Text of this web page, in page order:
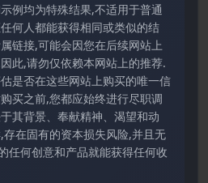
例均为特殊结果,不适用于普通
何人都能获得相同或类似的结
链接,可能会因您在后续网站上
此,请勿仅依赖本网站上的推荐.
是否在这些网站上购买的唯一信
买之前,您都应始终进行尽职调
其背景、奉献精神、渴望和动
在固有的资本损失风险,并且无
任何创意和产品就能获得任何收